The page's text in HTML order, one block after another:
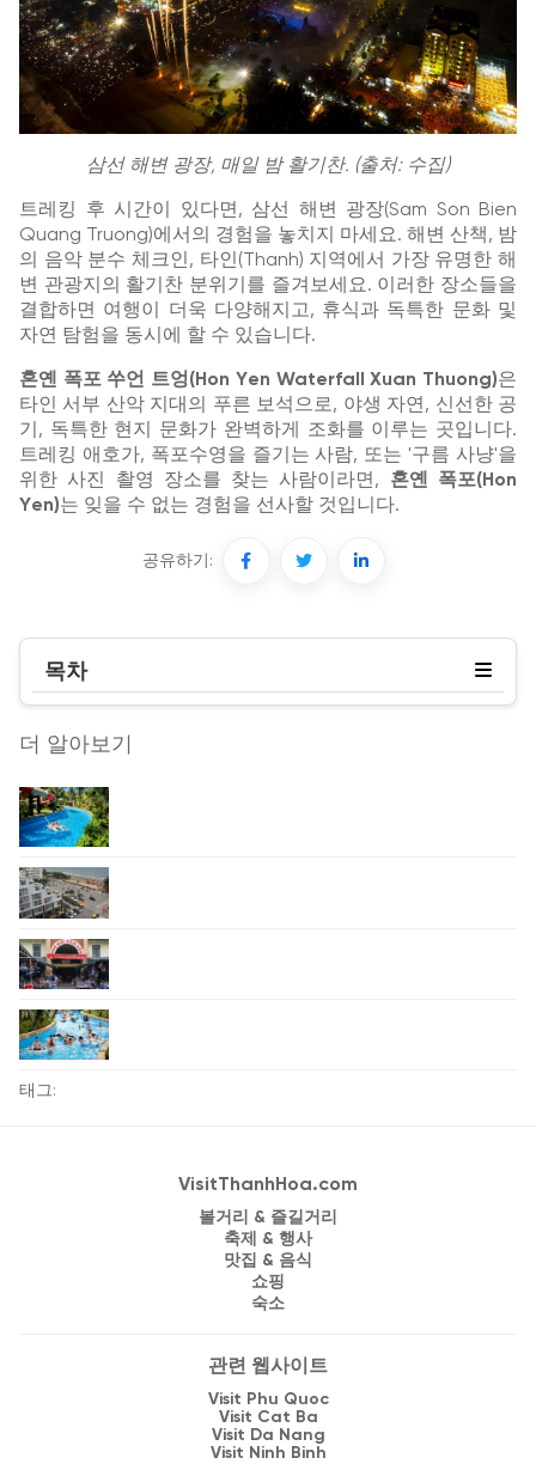
삼선 해변 광장, 매일 밤 활기찬. (출처: 수집)
트레킹 후 시간이 있다면, 삼선 해변 광장(Sam Son Bien
Quang Truong)에서의 경험을 놓치지 마세요. 해변 산책, 밤
의 음악 분수 체크인, 타인(Thanh) 지역에서 가장 유명한 해
변 관광지의 활기찬 분위기를 즐겨보세요. 이러한 장소들을
결합하면 여행이 더욱 다양해지고, 휴식과 독특한 문화 및
자연 탐험을 동시에 할 수 있습니다.
혼옌 폭포 쑤언 트엉(Hon Yen Waterfall Xuan Thuong)은
타인 서부 산악 지대의 푸른 보석으로, 야생 자연, 신선한 공
기, 독특한 현지 문화가 완벽하게 조화를 이루는 곳입니다.
트레킹 애호가, 폭포수영을 즐기는 사람, 또는 '구름 사냥'을
위한 사진 촬영 장소를 찾는 사람이라면, 혼옌 폭포(Hon
Yen)는 잊을 수 없는 경험을 선사할 것입니다.
공유하기:
목차
더 알아보기
태그:
VisitThanhHoa.com
볼거리 & 즐길거리
축제 & 행사
맛집 & 음식
쇼핑
숙소
관련 웹사이트
Visit Phu Quoc
Visit Cat Ba
Visit Da Nang
Visit Ninh Binh